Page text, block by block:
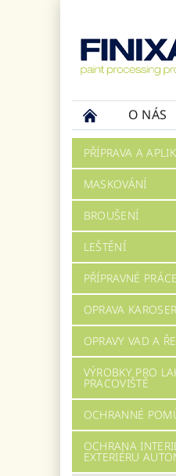
O NÁS
PŘÍPRAVA A
MASKOVÁNÍ
BROUŠENÍ
LEŠTĚNÍ
PŘÍPRAVNÉ PRÁCE
OPRAVA
OPRAVY VAD A
VÝROBKY PRO
PRACOVIŠTĚ
OCHRANNÉ
OCHRANA
EXTERIÉRU